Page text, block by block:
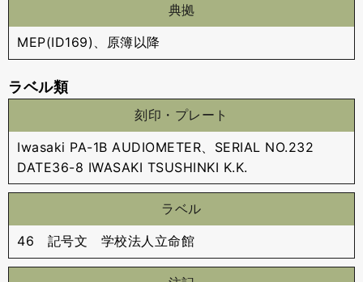
典拠
MEP(ID169)、原簿以降
ラベル類
刻印・プレート
Iwasaki PA-1B AUDIOMETER、SERIAL NO.232
DATE36-8 IWASAKI TSUSHINKI K.K.
ラベル
46 記号文 学校法人立命館